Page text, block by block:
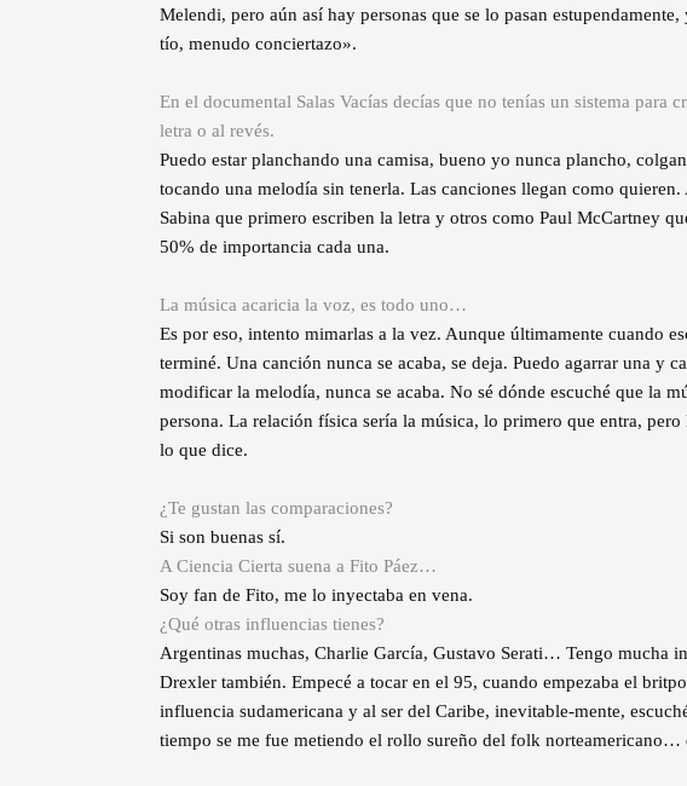
Melendi, pero aún así hay personas que se lo pasan
tío, menudo conciertazo».
En el documental Salas Vacías decías que no tenías un sistema para
letra o al revés.
Puedo estar planchando una camisa, bueno yo nunca plancho,
tocando una melodía sin tenerla. Las canciones llegan como
Sabina que primero escriben la letra y otros como Paul McCartney
50% de importancia cada una.
La música acaricia la voz, es todo uno…
Es por eso, intento mimarlas a la vez. Aunque últimamente cuando
terminé. Una canción nunca se acaba, se deja. Puedo agarrar una y
modificar la melodía, nunca se acaba. No sé dónde escuché que la
persona. La relación física sería la música, lo primero que entra,
lo que dice.
¿Te gustan las comparaciones?
Si son buenas sí.
A Ciencia Cierta suena a Fito Páez…
Soy fan de Fito, me lo inyectaba en vena.
¿Qué otras influencias tienes?
Argentinas muchas, Charlie García, Gustavo Serati… Tengo mucha
Drexler también. Empecé a tocar en el 95, cuando empezaba el
influencia sudamericana y al ser del Caribe, inevitable-mente,
tiempo se me fue metiendo el rollo sureño del folk norteamericano…